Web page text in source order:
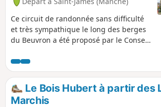
Ce circuit de randonnée sans difficulté
et très sympathique le long des berges
du Beuvron a été proposé par le Conseil
passe en outre à proximité du cimetière
militaire américain, permettant une
petite extension à la balade.
Le Bois Hubert à partir des
Marchis